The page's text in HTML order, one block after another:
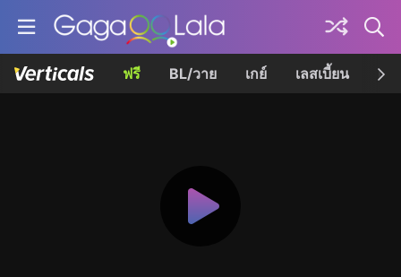
ฟรี BL/วาย เกย์ เลสเบี้ยน เค